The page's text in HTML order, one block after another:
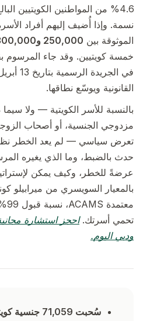
نسمة. وإذا أُضيف إليهم أفراد
الموثوقة بين 250,000 و300,000 شخص
القانونية ويوسّع نطاقها.
بالنسبة للأسر الكويتية — ولا
مزدوجي الجنسية، أو أصحاب
تعرض سياسي — لم يعد الخطر
حدث بالضبط، وما الذي يغيره
عرضةً للخطر، وكيف يمكن
تحمي أسرتك.احجز استشارة
ودبي اليوم.
سُحبت 71,059 جنسية كويتية